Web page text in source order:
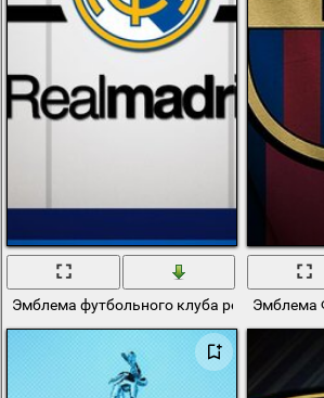
Эмблема футбольного клуба реал мадрид
Эмблема